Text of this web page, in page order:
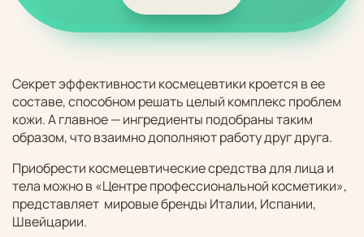
Секрет эффективности космецевтики кроется в ее
составе, способном решать целый комплекс проблем
кожи. А главное — ингредиенты подобраны таким
образом, что взаимно дополняют работу друг друга.
Приобрести космецевтические средства для лица и
тела можно в «Центре профессиональной косметики»,
представляет мировые бренды Италии, Испании,
Швейцарии.